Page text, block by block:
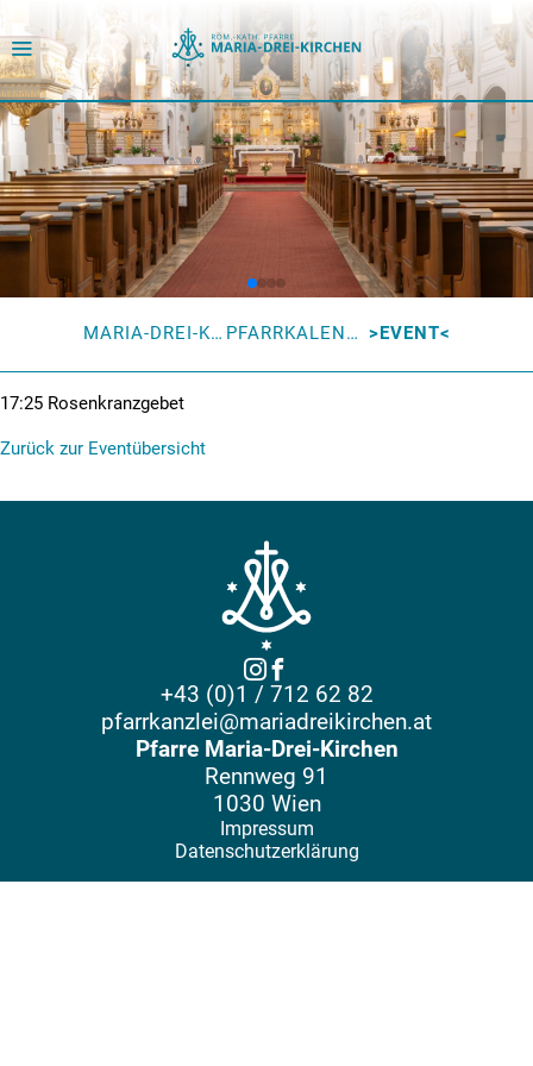
MARIA-DREI-KIRCHEN PFARRKALENDER EVENT
17:25 Rosenkranzgebet
Zurück zur Eventübersicht
+43 (0)1 / 712 62 82
pfarrkanzlei@mariadreikirchen.at
Pfarre Maria-Drei-Kirchen
Rennweg 91
1030 Wien
Impressum
Datenschutzerklärung